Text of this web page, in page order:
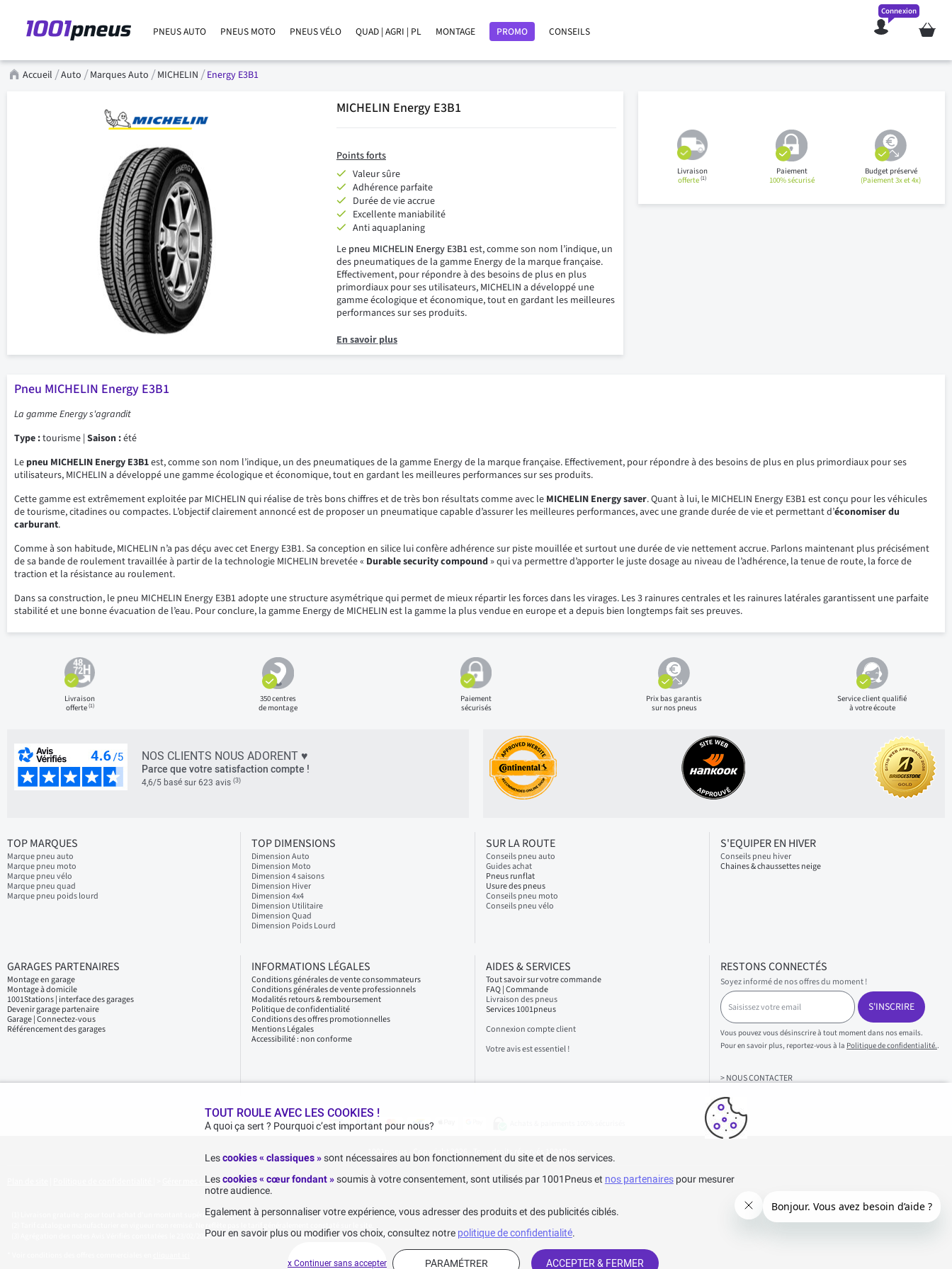
PNEUS AUTO PNEUS MOTO PNEUS VÉLO QUAD | AGRI | PL MONTAGE PROMO CONSEILS Mon
Connexion
Accueil Auto Marques Auto MICHELIN Energy E3B1
MICHELIN Energy E3B1
Points forts
Valeur sûre
Adhérence parfaite
Durée de vie accrue
Excellente maniabilité
Anti aquaplaning
Lepneu MICHELIN Energy E3B1est, comme son nom l’indique, un
des pneumatiques de la gamme Energy de la marque française.
Effectivement, pour répondre à des besoins de plus en plus
primordiaux pour ses utilisateurs, MICHELIN a développé une
gamme écologique et économique, tout en gardant les meilleures
performances sur ses produits.
En savoir plus
Livraison
offerte(1)
Paiement
100% sécurisé
Budget préservé
(Paiement 3x et 4x)
Pneu MICHELIN Energy E3B1
La gamme Energy s'agrandit
Type :tourisme | Saison :été
Le pneu MICHELIN Energy E3B1est, comme son nom l’indique, un des pneumatiques de la gamme Energy de la marque française. Effectivement, pour répondre à des besoins de plus en plus primordiaux pour ses
utilisateurs, MICHELIN a développé une gamme écologique et économique, tout en gardant les meilleures performances sur ses produits.
Cette gamme est extrêmement exploitée par MICHELIN qui réalise de très bons chiffres et de très bon résultats comme avec le MICHELIN Energy saver. Quant à lui, le MICHELIN Energy E3B1 est conçu pour les véhicules
de tourisme, citadines ou compactes. L’objectif clairement annoncé est de proposer un pneumatique capable d’assurer les meilleures performances, avec une grande durée de vie et permettant d’économiser du
carburant.
Comme à son habitude, MICHELIN n’a pas déçu avec cet Energy E3B1. Sa conception en silice lui confère adhérence sur piste mouillée et surtout une durée de vie nettement accrue. Parlons maintenant plus précisément
de sa bande de roulement travaillée à partir de la technologie MICHELIN brevetée « Durable security compound » qui va permettre d’apporter le juste dosage au niveau de l’adhérence, la tenue de route, la force de
traction et la résistance au roulement.
Dans sa construction, le pneu MICHELIN Energy E3B1 adopte une structure asymétrique qui permet de mieux répartir les forces dans les virages. Les 3 rainures centrales et les rainures latérales garantissent une parfaite
stabilité et une bonne évacuation de l’eau. Pour conclure, la gamme Energy de MICHELIN est la gamme la plus vendue en europe et a depuis bien longtemps fait ses preuves.
Livraison
offerte(1)
350 centres
de montage
Paiement
sécurisés
Prix basgarantis
sur nos pneus
Service client qualifié
à votre écoute
NOS CLIENTS NOUS ADORENT ♥
Parce que votre satisfaction compte !
4,6/5 basé sur 623 avis (3)
TOP MARQUES
Marque pneu auto
Marque pneu moto
Marque pneu vélo
Marque pneu quad
Marque pneu poids lourd
TOP DIMENSIONS
Dimension Auto
Dimension Moto
Dimension 4 saisons
Dimension Hiver
Dimension 4x4
Dimension Utilitaire
Dimension Quad
Dimension Poids Lourd
SUR LA ROUTE
Conseils pneu auto
Guides achat
Pneus runflat
Usure des pneus
Conseils pneu moto
Conseils pneu vélo
S'EQUIPER EN HIVER
Conseils pneu hiver
Chaines & chaussettes neige
GARAGES PARTENAIRES
Montage en garage
Montage à domicile
1001Stations | interface des garages
Devenir garage partenaire
Garage | Connectez-vous
Référencement des garages
INFORMATIONS LÉGALES
Conditions générales de vente consommateurs
Conditions générales de vente professionnels
Modalités retours & remboursement
Politique de confidentialité
Conditions des offres promotionnelles
Mentions Légales
Accessibilité : non conforme
AIDES & SERVICES
Tout savoir sur votre commande
FAQ | Commande
Livraison des pneus
Services 1001pneus
Connexion compte client
Votre avis est essentiel !
RESTONS CONNECTÉS
Soyez informé de nos offres du moment !
S
a
s
i
s
e
z
v
o
t
e
S'INSCRIRE
Vous pouvez vous désinscrire à tout moment dans nos emails.
Pour en savoir plus, reportez-vous à la Politique de confidentialité..
> NOUS CONTACTER
1001pneus - Copyright 2026 - Tous droits réservés 1001Pneus
Gérer mes cookies
Livraison gratuite : pour tout achat d'un montant supérieur ou égal à 70€ TTC (en-dessous de 70€ TTC, les frais de livraison sont de 7,90€ TTC).
Agrégation des notes Avis Vérifiés constatées le 23/02/2026 basé sur 468 avis sur les 12 derniers mois et un total de 623 avis depuis le 03/06/2022 pour la Belgique.
TOUT ROULE AVEC LES COOKIES !
A quoi ça sert ? Pourquoi c’est important pour nous?
Lescookies « classiques »sont nécessaires au bon fonctionnement du site et de nos services.
Lescookies « cœur fondant » soumis à votre consentement, sont utilisés par 1001Pneus et nos partenairespour mesurer
notre audience.
Egalement à personnaliser votre expérience, vous adresser des produits et des publicités ciblés.
Pour en savoir plus ou modifier vos choix, consultez notre politique de confidentialité.
ACCEPTER & FERMER
PARAMÉTRER
x Continuer sans accepter